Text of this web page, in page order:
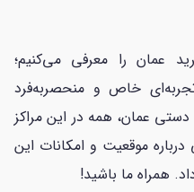
عمان را معرفی می‌کنیم؛
خاص و منحصربه‌فرد
دستی عمان، همه در این مراکز
موقعیت و امکانات این
همراه ما باشید!